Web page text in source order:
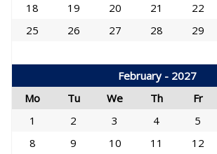
18
19 20 21 22
25
26 27 28 29
February - 2027
Mo
Tu We Th Fr
1
2 3 4 5
8
9 10 11 12